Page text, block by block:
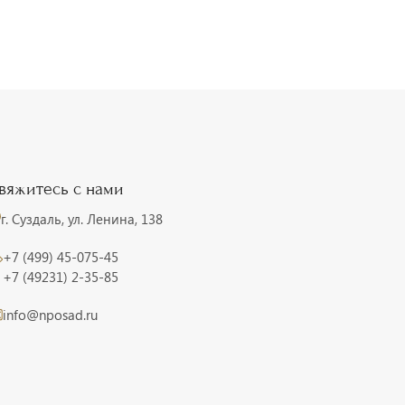
с нами
г. Суздаль, ул. Ленина, 138
+7 (499) 45-075-45
+7 (49231) 2-35-85
info@nposad.ru